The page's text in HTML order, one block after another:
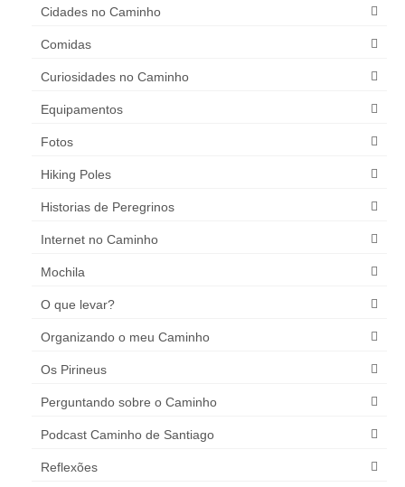
Cidades no Caminho
Comidas
Curiosidades no Caminho
Equipamentos
Fotos
Hiking Poles
Historias de Peregrinos
Internet no Caminho
Mochila
O que levar?
Organizando o meu Caminho
Os Pirineus
Perguntando sobre o Caminho
Podcast Caminho de Santiago
Reflexões